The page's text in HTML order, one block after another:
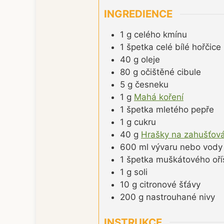
INGREDIENCE
1 g celého kmínu
1 špetka celé bílé hořčice
40 g oleje
80 g očištěné cibule
5 g česneku
1 g Mahá koření
1 špetka mletého pepře
1 g cukru
40 g Hrašky na
600 ml vývaru nebo vody
1 špetka muškátového
1 g soli
10 g citronové šťávy
200 g nastrouhané nivy